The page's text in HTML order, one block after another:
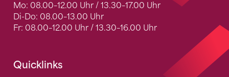
Mo: 08.00–12.00 Uhr / 13.30–17.00 Uhr
Di-Do: 08.00–13.00 Uhr
Fr: 08.00–12.00 Uhr / 13.30–16.00 Uhr
Quicklinks